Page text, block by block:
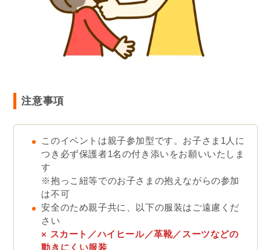
注意事項
このイベントは親子参加型です。お子さま1人に
つき必ず保護者1名の付き添いをお願いいたしま
す
※抱っこ紐等でのお子さまの抱えながらの参加
は不可
安全のため親子共に、以下の服装はご遠慮くだ
さい
× スカート／ハイヒール／革靴／スーツなどの
動きにくい服装